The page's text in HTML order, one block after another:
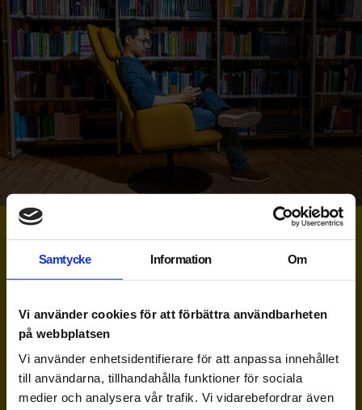
Samtycke Information Om
Vi använder cookies för att förbättra användbarheten
på webbplatsen
Vi använder enhetsidentifierare för att anpassa innehållet
till användarna, tillhandahålla funktioner för sociala
medier och analysera vår trafik. Vi vidarebefordrar även
Bygg din egen examen